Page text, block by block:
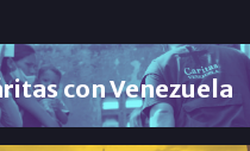
con Venezuela